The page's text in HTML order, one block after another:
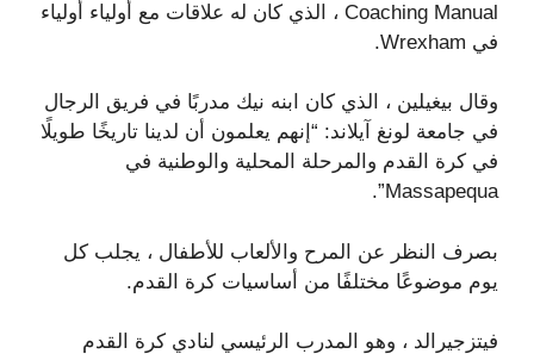
Coaching Manual ، الذي كان له علاقات مع أولياء أولياء
في Wrexham.
وقال بيغيلين ، الذي كان ابنه نيك مدربًا في فريق الرجال
في جامعة لونغ آيلاند: “إنهم يعلمون أن لدينا تاريخًا طويلًا
في كرة القدم والمرحلة المحلية والوطنية في
Massapequa”.
بصرف النظر عن المرح والألعاب للأطفال ، يجلب كل
يوم موضوعًا مختلفًا من أساسيات كرة القدم.
فيتزجيرالد ، وهو المدرب الرئيسي لنادي كرة القدم